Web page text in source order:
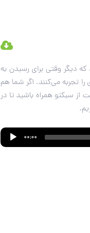
که دیگر وقتی برای رسیدن به
تجربه می‌کنند. اگر شما هم
سبکتو همراه باشید تا در
00:00